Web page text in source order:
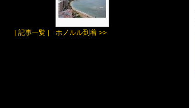
| 記事一覧 | ホノルル到着 >>